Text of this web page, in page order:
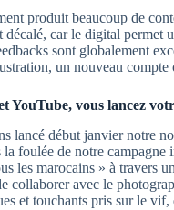
produit beaucoup de
décalé, car le digital permet
sont globalement
un nouveau
YouTube, vous lancez
lancé début janvier notre
la foulée de notre
les marocains » à travers
collaborer avec le
et touchants pris sur le